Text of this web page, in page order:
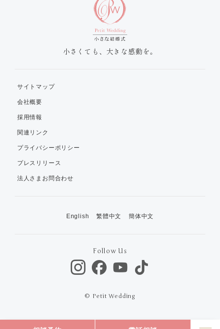
小さくても、大きな感動を。
サイトマップ
会社概要
採用情報
関連リンク
プライバシーポリシー
プレスリリース
法人さまお問合わせ
English 繁體中文 簡体中文
Follow Us
© Petit Wedding